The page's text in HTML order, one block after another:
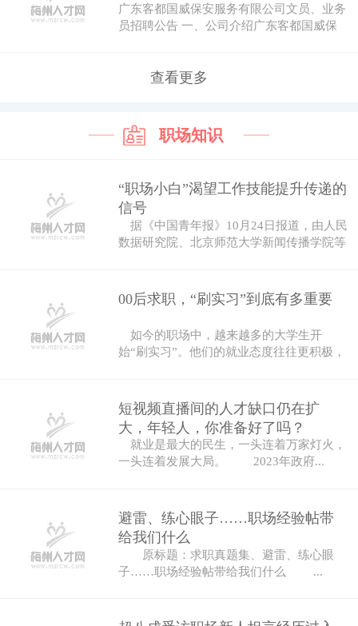
广东客都国威保安服务有限公司文员、业务
员招聘公告 一、公司介绍广东客都国威保
查看更多
职场知识
“职场小白”渴望工作技能提升传递的
信号
据《中国青年报》10月24日报道，由人民
数据研究院、北京师范大学新闻传播学院等
00后求职，“刷实习”到底有多重要
如今的职场中，越来越多的大学生开
始“刷实习”。他们的就业态度往往更积极，
短视频直播间的人才缺口仍在扩
大，年轻人，你准备好了吗？
就业是最大的民生，一头连着万家灯火，
一头连着发展大局。 2023年政府...
避雷、练心眼子……职场经验帖带
给我们什么
原标题：求职真题集、避雷、练心眼
子……职场经验帖带给我们什么 ...